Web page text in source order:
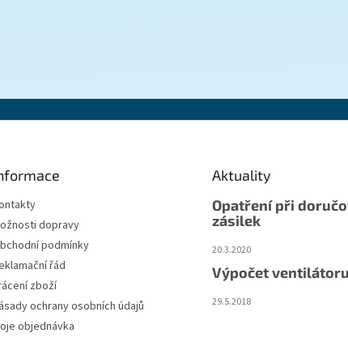
dopravy
podmínky
řád
zboží
ochrany osobních údajů
objednávka
Aktuality
Opatření při
zásilek
20.3.2020
Výpočet ventilátoru
29.5.2018